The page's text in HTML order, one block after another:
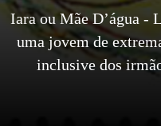
Iara ou Mãe D’água -
uma jovem de
inclusive dos